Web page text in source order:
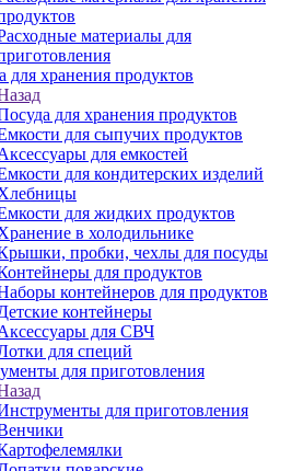
материалы для
для хранения продуктов
для хранения продуктов
для сыпучих продуктов
для емкостей
для кондитерских изделий
для жидких продуктов
в холодильнике
пробки, чехлы для посуды
для продуктов
контейнеров для продуктов
контейнеры
для СВЧ
для специй
для приготовления
для приготовления